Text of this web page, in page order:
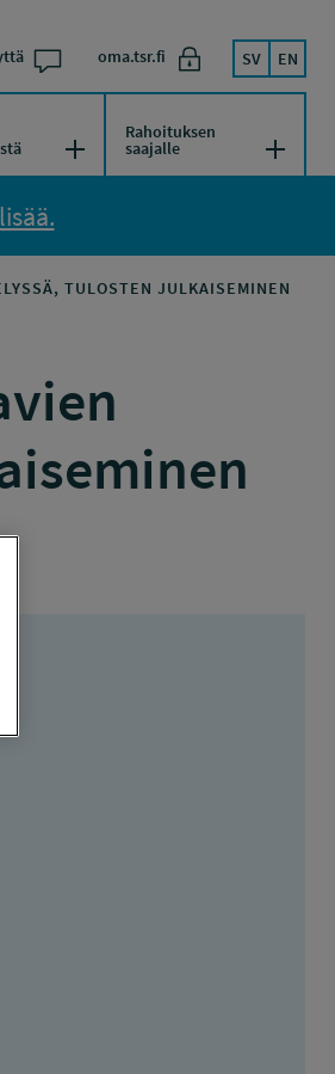
oma.tsr.fi SV EN
Avaa/Sulje valikko
Rahoituksen
saajalle Avaa/
TULOSTEN JULKAISEMINEN